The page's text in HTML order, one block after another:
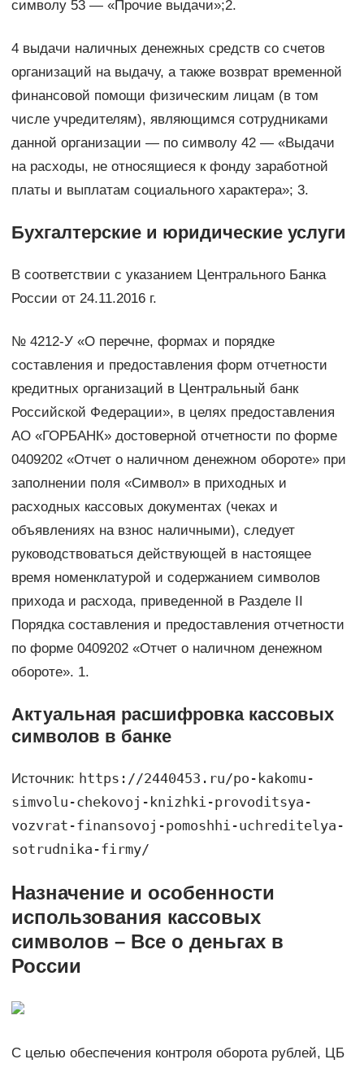
символу 53 — «Прочие выдачи»;2.
4 выдачи наличных денежных средств со счетов
организаций на выдачу, а также возврат временной
финансовой помощи физическим лицам (в том
числе учредителям), являющимся сотрудниками
данной организации — по символу 42 — «Выдачи
на расходы, не относящиеся к фонду заработной
платы и выплатам социального характера»; 3.
Бухгалтерские и юридические услуги
В соответствии с указанием Центрального Банка
России от 24.11.2016 г.
№ 4212-У «О перечне, формах и порядке
составления и предоставления форм отчетности
кредитных организаций в Центральный банк
Российской Федерации», в целях предоставления
АО «ГОРБАНК» достоверной отчетности по форме
0409202 «Отчет о наличном денежном обороте» при
заполнении поля «Символ» в приходных и
расходных кассовых документах (чеках и
объявлениях на взнос наличными), следует
руководствоваться действующей в настоящее
время номенклатурой и содержанием символов
прихода и расхода, приведенной в Разделе II
Порядка составления и предоставления отчетности
по форме 0409202 «Отчет о наличном денежном
обороте». 1.
Актуальная расшифровка кассовых
символов в банке
Источник: https://2440453.ru/po-kakomu-
simvolu-chekovoj-knizhki-provoditsya-
vozvrat-finansovoj-pomoshhi-uchreditelya-
sotrudnika-firmy/
Назначение и особенности
использования кассовых
символов – Все о деньгах в
России
С целью обеспечения контроля оборота рублей, ЦБ